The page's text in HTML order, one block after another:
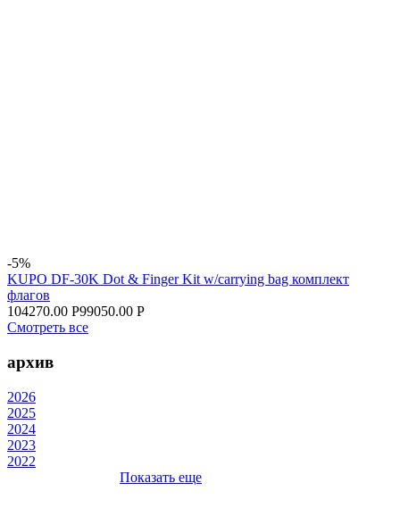
-5%
KUPO DF-30K Dot & Finger Kit w/carrying bag комплект
флагов
104270.00 Р99050.00 Р
Смотреть все
архив
2026
2025
2024
2023
2022
Показать еще